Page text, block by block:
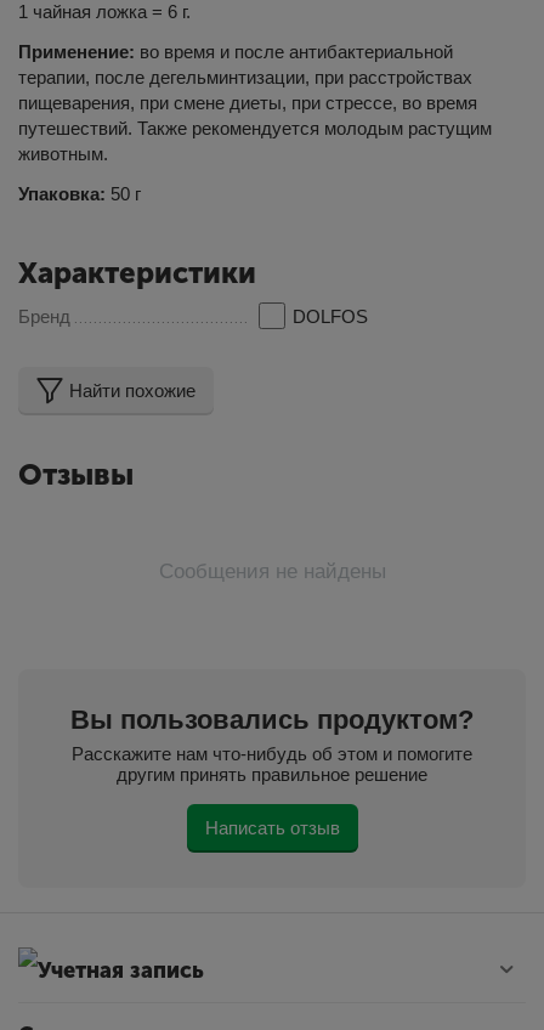
1 чайная ложка = 6 г.
Применение: во время и после антибактериальной
терапии, после дегельминтизации, при расстройствах
пищеварения, при смене диеты, при стрессе, во время
путешествий. Также рекомендуется молодым растущим
животным.
Упаковка: 50 г
Характеристики
Бренд DOLFOS
Найти похожие
Отзывы
Сообщения не найдены
Вы пользовались продуктом?
Расскажите нам что-нибудь об этом и помогите
другим принять правильное решение
Написать отзыв
Учетная запись